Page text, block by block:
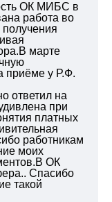
ОК МИБС в
работа во
получения
марте
приёме у Р.Ф.
ответил на
при
платных
работникам
моих
ОК
Спасибо
такой